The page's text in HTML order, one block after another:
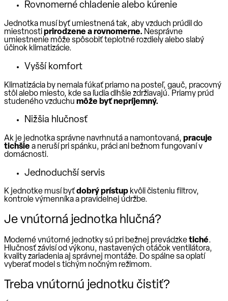
Rovnomerné chladenie alebo kúrenie
Jednotka musí byť umiestnená tak, aby vzduch prúdil do
miestnostiprirodzene a rovnomerne. Nesprávne
umiestnenie môže spôsobiť teplotné rozdiely alebo slabý
účinok klimatizácie.
Vyšší komfort
Klimatizácia by nemala fúkať priamo na posteľ, gauč, pracovný
stôl alebo miesto, kde sa ľudia dlhšie zdržiavajú. Priamy prúd
studeného vzduchu môže byť nepríjemný.
Nižšia hlučnosť
Ak je jednotka správne navrhnutá a namontovaná, pracuje
tichšie a neruší pri spánku, práci ani bežnom fungovaní v
domácnosti.
Jednoduchší servis
K jednotke musí byťdobrý prístup kvôli čisteniu filtrov,
kontrole výmenníka a pravidelnej údržbe.
Je vnútorná jednotka hlučná?
Moderné vnútorné jednotky sú pri bežnej prevádzketiché.
Hlučnosť závisí od výkonu, nastavených otáčok ventilátora,
kvality zariadenia aj správnej montáže. Do spálne sa oplatí
vyberať model s tichým nočným režimom.
Treba vnútornú jednotku čistiť?